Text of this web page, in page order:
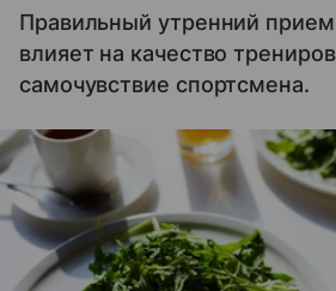
Правильный утренний
влияет на качество
самочувствие спортсмена.